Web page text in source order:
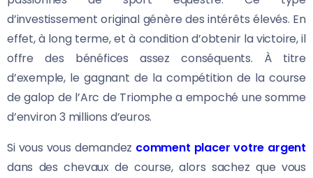
d’investissement original génère des intérêts élevés. En
effet, à long terme, et à condition d’obtenir la victoire, il
offre des bénéfices assez conséquents. À titre
d’exemple, le gagnant de la compétition de la course
de galop de l’Arc de Triomphe a empoché une somme
d’environ 3 millions d’euros.
Si vous vous demandez comment placer votre argent
dans des chevaux de course, alors sachez que vous